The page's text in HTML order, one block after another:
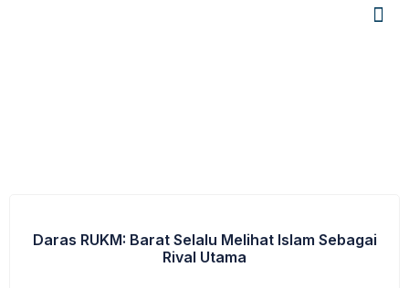
Daras RUKM: Barat Selalu Melihat Islam Sebagai
Rival Utama